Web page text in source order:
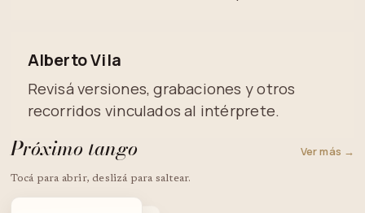
Alberto Vila
Revisá versiones, grabaciones y otros
recorridos vinculados al intérprete.
Próximo tango Ver más →
Tocá para abrir, deslizá para saltear.